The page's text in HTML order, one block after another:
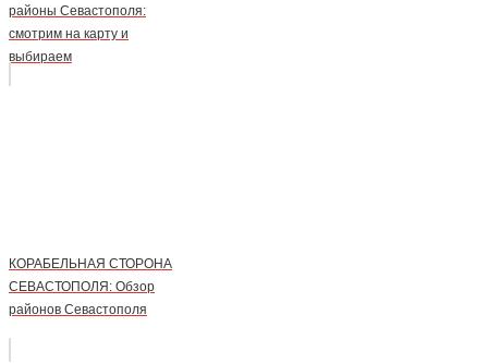
районы Севастополя:
смотрим на карту и
выбираем
КОРАБЕЛЬНАЯ СТОРОНА
СЕВАСТОПОЛЯ: Обзор
районов Севастополя